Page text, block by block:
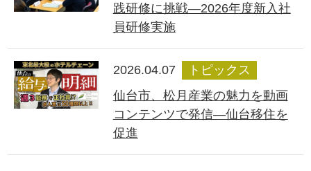
践研修に挑戦―2026年度新入社
員研修実施
2026.04.07
トピックス
仙台市、松月産業の魅力を動画
コンテンツで発信―仙台移住を
促進